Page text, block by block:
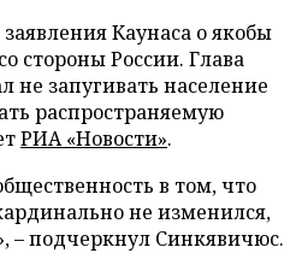
Каунаса о якобы
стороны России. Глава
не запугивать население
распространяемую
РИА «Новости».
в том, что
не изменился,
– подчеркнул Синкявичюс.